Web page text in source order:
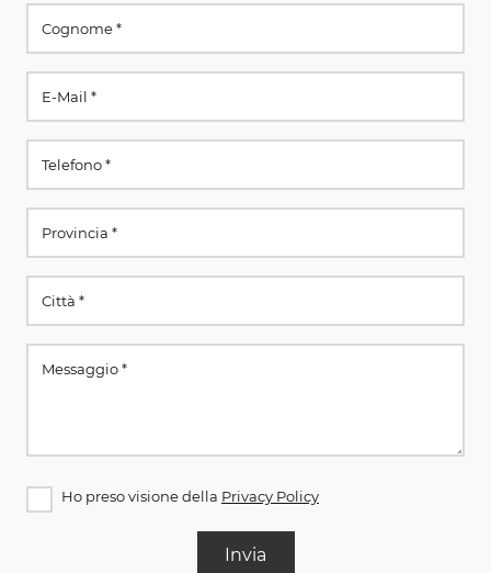
Ho preso visione della Privacy Policy
Invia